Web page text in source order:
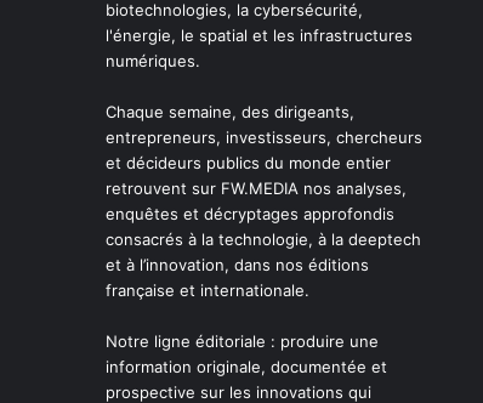
biotechnologies, la cybersécurité,
l'énergie, le spatial et les infrastructures
numériques.
Chaque semaine, des dirigeants,
entrepreneurs, investisseurs, chercheurs
et décideurs publics du monde entier
retrouvent sur FW.MEDIA nos analyses,
enquêtes et décryptages approfondis
consacrés à la technologie, à la deeptech
et à l’innovation, dans nos éditions
française et internationale.
Notre ligne éditoriale : produire une
information originale, documentée et
prospective sur les innovations qui